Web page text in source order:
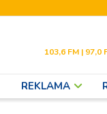
103,6 FM | 97,0
REKLAMA